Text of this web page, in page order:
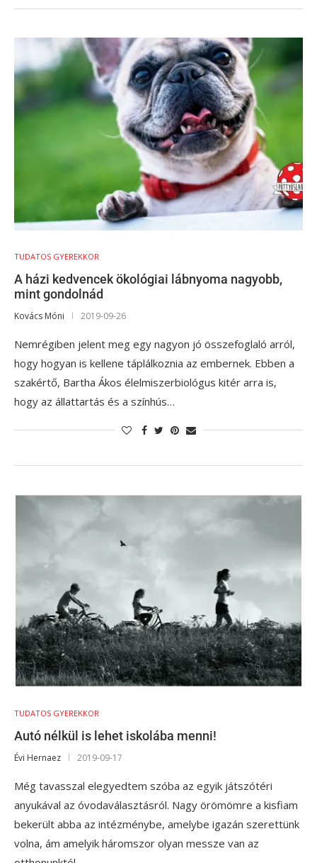
TUDATOS GYEREKKOR
A házi kedvencek ökológiai lábnyoma nagyobb,
mint gondolnád
Kovács Móni 2019-09-26
Nemrégiben jelent meg egy nagyon jó összefoglaló arról,
hogy hogyan is kellene táplálkoznia az embernek. Ebben a
szakértő, Bartha Ákos élelmiszerbiológus kitér arra is,
hogy az állattartás és a színhús…
TUDATOS GYEREKKOR
Autó nélkül is lehet iskolába menni!
Évi Hernaez 2019-09-17
Még tavasszal elegyedtem szóba az egyik játszótéri
anyukával az óvodaválasztásról. Nagy örömömre a kisfiam
bekerült abba az intézménybe, amelybe igazán szerettünk
volna, ám amelyik háromszor olyan messze van az